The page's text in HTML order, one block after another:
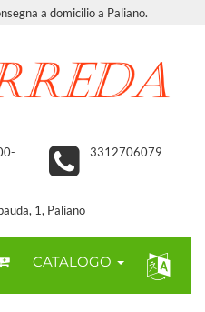
a domicilio a Paliano.
3312706079
1, Paliano
CATALOGO